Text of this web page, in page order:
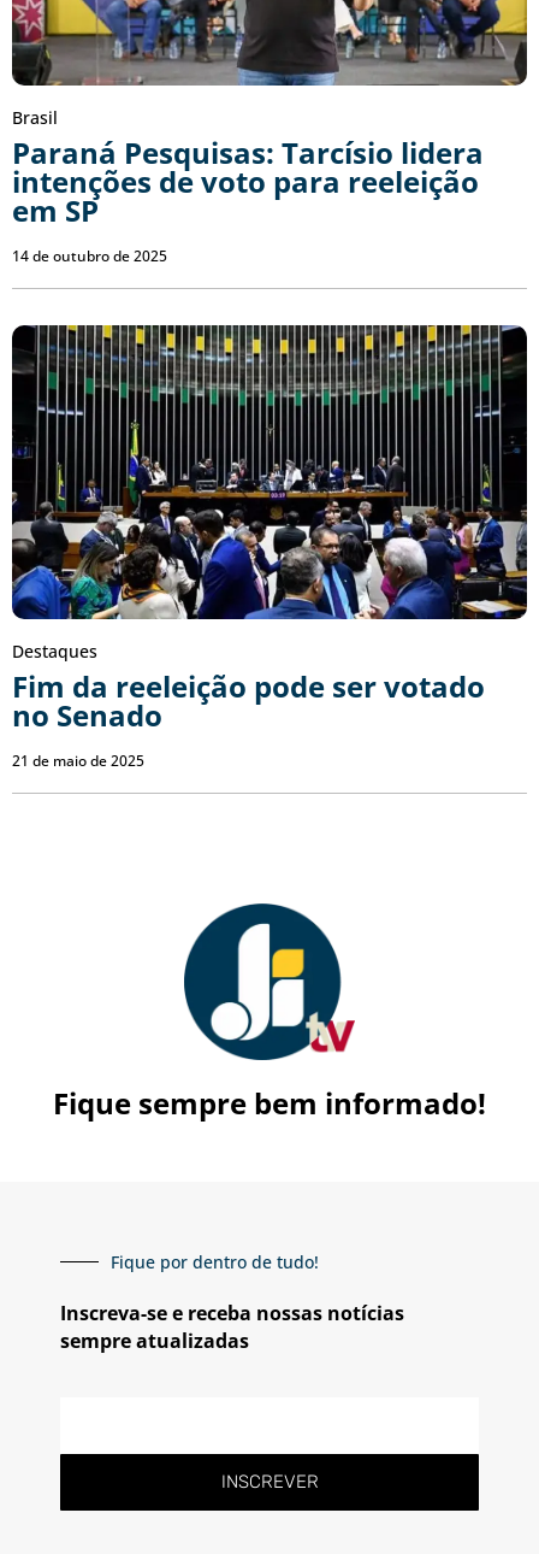
Brasil
Paraná Pesquisas: Tarcísio lidera
intenções de voto para reeleição
em SP
14 de outubro de 2025
Destaques
Fim da reeleição pode ser votado
no Senado
21 de maio de 2025
Fique sempre bem informado!
Fique por dentro de tudo!
Inscreva-se e receba nossas notícias
sempre atualizadas
INSCREVER